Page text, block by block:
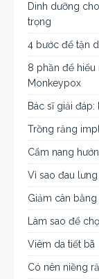
Dinh dưỡng
trọng
4 bước để tận
8 phần để hiểu
Monkeypox
Bác sĩ giải
Trồng răng
Cẩm nang
Vì sao đau
Giảm cân
Làm sao để
Viêm da tiết bã
Có nên niềng